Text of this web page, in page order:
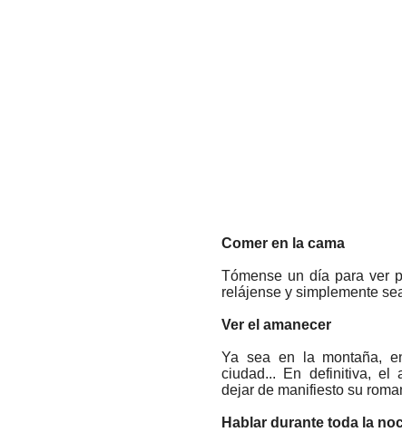
Comer en la cama
Tómense un día para ver
relájense y simplemente
Ver el amanecer
Ya sea en la montaña,
ciudad... En definitiva, el
dejar de manifiesto su
Hablar durante toda la